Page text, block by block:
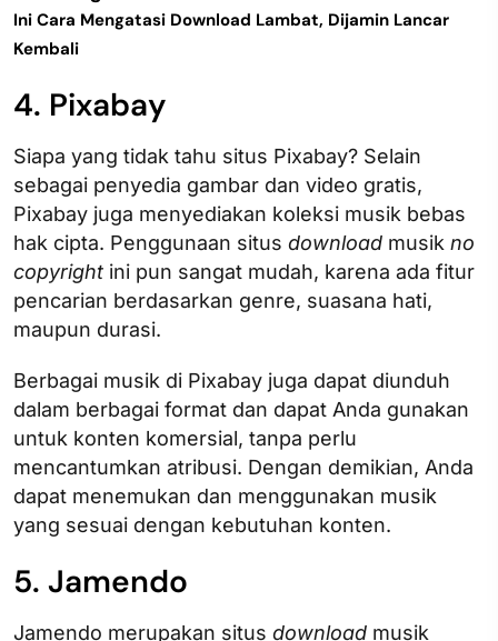
Ini Cara Mengatasi Download Lambat, Dijamin Lancar
Kembali
4. Pixabay
Siapa yang tidak tahu situs Pixabay? Selain
sebagai penyedia gambar dan video gratis,
Pixabay juga menyediakan koleksi musik bebas
hak cipta. Penggunaan situs download musik no
copyright ini pun sangat mudah, karena ada fitur
pencarian berdasarkan genre, suasana hati,
maupun durasi.
Berbagai musik di Pixabay juga dapat diunduh
dalam berbagai format dan dapat Anda gunakan
untuk konten komersial, tanpa perlu
mencantumkan atribusi. Dengan demikian, Anda
dapat menemukan dan menggunakan musik
yang sesuai dengan kebutuhan konten.
5. Jamendo
Jamendo merupakan situs download musik